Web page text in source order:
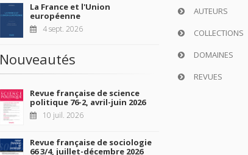
La France et l'Union
européenne
4 sept. 2026
Nouveautés
Revue française de science
politique 76-2, avril-juin 2026
10 juil. 2026
Revue française de sociologie
66 3/4, juillet-décembre 2026
AUTEURS
COLLECTIONS
DOMAINES
REVUES